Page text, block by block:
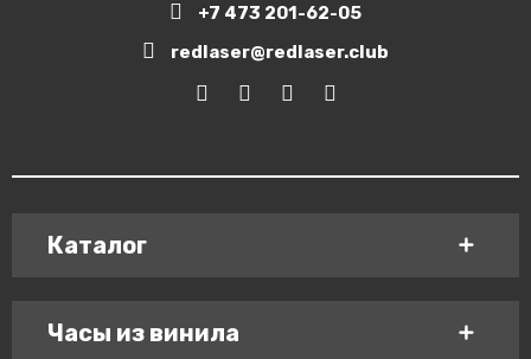
+7 473 201-62-05
redlaser@redlaser.club
Каталог
Часы из винила